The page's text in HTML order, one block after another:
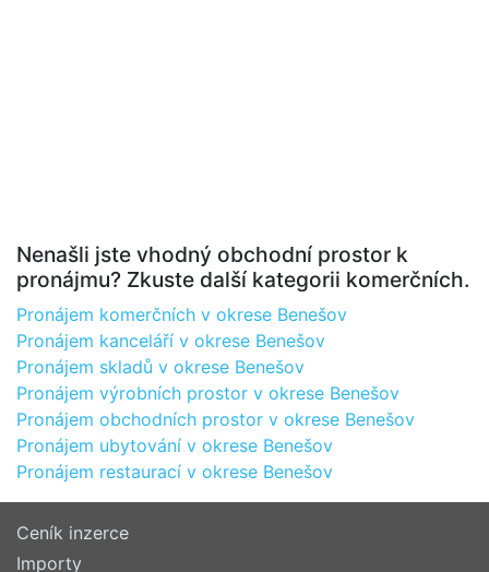
Nenašli jste vhodný obchodní prostor k
pronájmu? Zkuste další kategorii komerčních.
Pronájem komerčních v okrese Benešov
Pronájem kanceláří v okrese Benešov
Pronájem skladů v okrese Benešov
Pronájem výrobních prostor v okrese Benešov
Pronájem obchodních prostor v okrese Benešov
Pronájem ubytování v okrese Benešov
Pronájem restaurací v okrese Benešov
Ceník inzerce
Importy